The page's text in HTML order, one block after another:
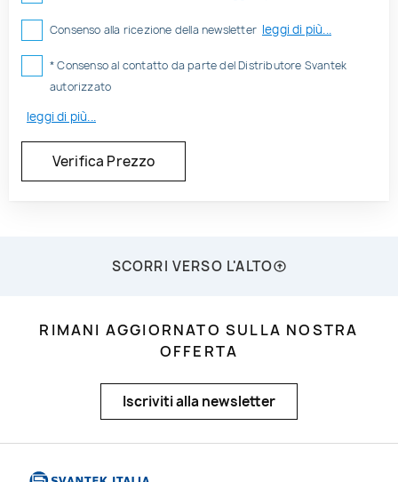
Consenso alla ricezione della newsletter leggi di più...
* Consenso al contatto da parte del Distributore Svantek
autorizzato
leggi di più...
SCORRI VERSO L'ALTO
RIMANI AGGIORNATO SULLA NOSTRA
OFFERTA
Iscriviti alla newsletter